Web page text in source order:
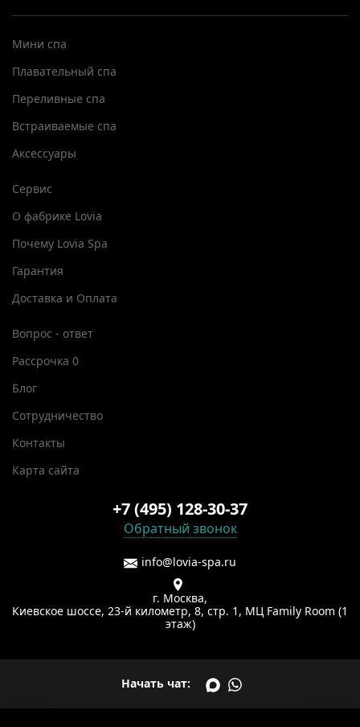
Мини спа
Плавательный спа
Переливные спа
Встраиваемые спа
Аксессуары
Сервис
О фабрике Lovia
Почему Lovia Spa
Гарантия
Доставка и Оплата
Вопрос - ответ
Рассрочка 0
Блог
Сотрудничество
Контакты
Карта сайта
+7 (495) 128-30-37
Обратный звонок
info@lovia-spa.ru
г. Москва,
Киевское шоссе, 23-й километр, 8, стр. 1, МЦ Family Room (1
этаж)
Начать чат: